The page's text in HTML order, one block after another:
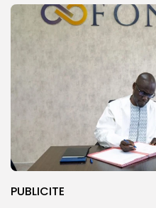
PUBLICITE